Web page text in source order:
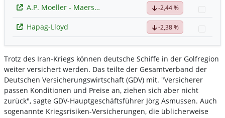
A.P. Moeller - Maersk (B)
-2,44 %
Hapag-Lloyd
-2,38 %
Trotz des Iran-Kriegs können deutsche Schiffe in der Golfregion
weiter versichert werden. Das teilte der Gesamtverband der
Deutschen Versicherungswirtschaft (GDV) mit. "Versicherer
passen Konditionen und Preise an, ziehen sich aber nicht
zurück", sagte GDV-Hauptgeschäftsführer Jörg Asmussen. Auch
sogenannte Kriegsrisiken-Versicherungen, die üblicherweise